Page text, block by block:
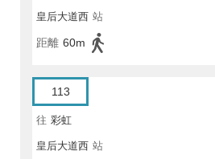
皇后大道西 站
距離 60m
113
往 彩虹
皇后大道西 站